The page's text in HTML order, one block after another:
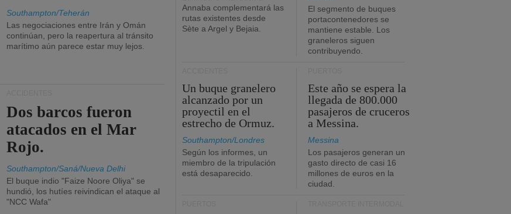
Southampton/Teherán
Las negociaciones entre Irán y Omán
continúan, pero la reapertura al tránsito
marítimo aún parece estar muy lejos.
Dos barcos fueron
atacados en el Mar
Rojo.
Southampton/Saná/Nueva Delhi
El buque indio "Faize Noore Oliya" se
hundió, los hutíes reivindican el ataque al
"NCC Wafa"
Annaba complementará las
rutas existentes desde
Sète a Argel y Bejaia.
El segmento de buques
portacontenedores se
mantiene estable. Los
graneleros siguen
contribuyendo.
Un buque granelero
alcanzado por un
proyectil en el
estrecho de Ormuz.
Southampton/Londres
Según los informes, un
miembro de la tripulación
está desaparecido.
Este año se espera la
llegada de 800.000
pasajeros de cruceros
a Messina.
Messina
Los pasajeros generan un
gasto directo de casi 16
millones de euros en la
ciudad.